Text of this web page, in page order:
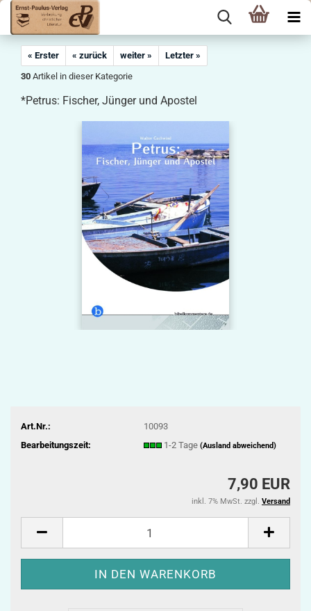
« Erster « zurück weiter »
Letzter »
30 Artikel in dieser Kategorie
*Petrus: Fischer, Jünger und Apostel
Art.Nr.:
10093
Bearbeitungszeit:
1-2 Tage (Ausland abweichend)
7,90 EUR
inkl. 7% MwSt. zzgl. Versand